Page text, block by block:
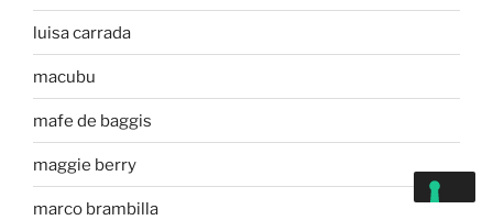
luisa carrada
macubu
mafe de baggis
maggie berry
marco brambilla